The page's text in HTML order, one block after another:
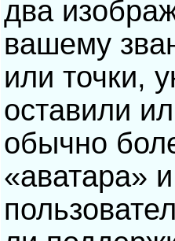
два
вашему
или точки,
оставили
обычно
«аватара»